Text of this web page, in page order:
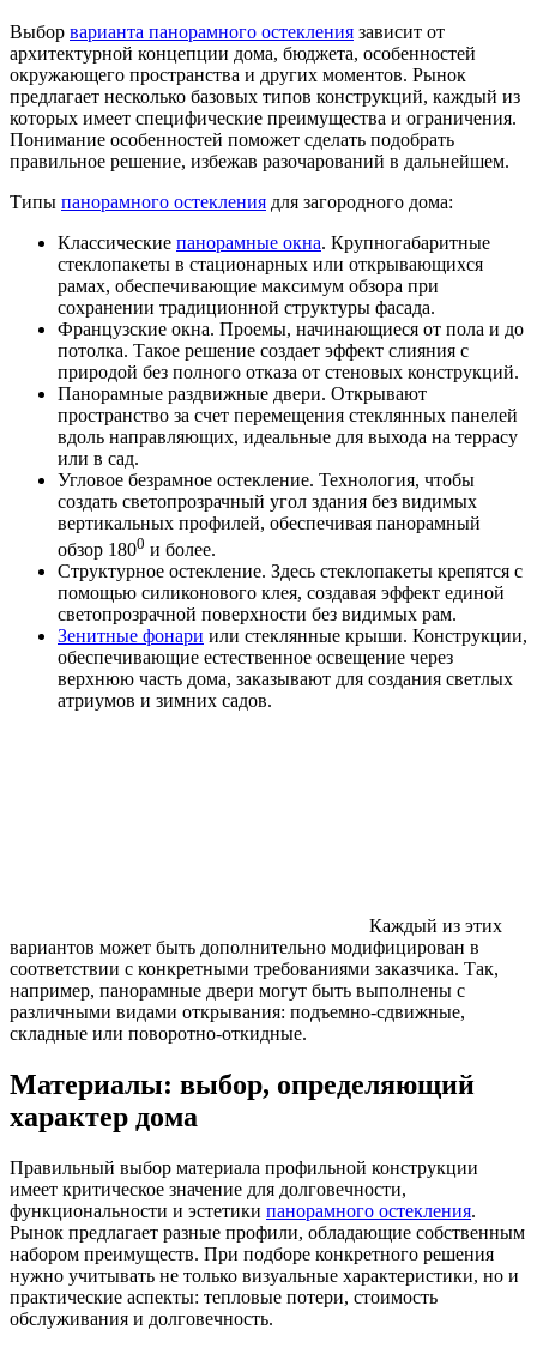
Выбор варианта панорамного остекления зависит от
архитектурной концепции дома, бюджета, особенностей
окружающего пространства и других моментов. Рынок
предлагает несколько базовых типов конструкций, каждый из
которых имеет специфические преимущества и ограничения.
Понимание особенностей поможет сделать подобрать
правильное решение, избежав разочарований в дальнейшем.
Типы панорамного остекления для загородного дома:
Классические панорамные окна. Крупногабаритные
стеклопакеты в стационарных или открывающихся
рамах, обеспечивающие максимум обзора при
сохранении традиционной структуры фасада.
Французские окна. Проемы, начинающиеся от пола и до
потолка. Такое решение создает эффект слияния с
природой без полного отказа от стеновых конструкций.
Панорамные раздвижные двери. Открывают
пространство за счет перемещения стеклянных панелей
вдоль направляющих, идеальные для выхода на террасу
или в сад.
Угловое безрамное остекление. Технология, чтобы
создать светопрозрачный угол здания без видимых
вертикальных профилей, обеспечивая панорамный
обзор 1800 и более.
Структурное остекление. Здесь стеклопакеты крепятся с
помощью силиконового клея, создавая эффект единой
светопрозрачной поверхности без видимых рам.
Зенитные фонари или стеклянные крыши. Конструкции,
обеспечивающие естественное освещение через
верхнюю часть дома, заказывают для создания светлых
атриумов и зимних садов.
Каждый из этих
вариантов может быть дополнительно модифицирован в
соответствии с конкретными требованиями заказчика. Так,
например, панорамные двери могут быть выполнены с
различными видами открывания: подъемно-сдвижные,
складные или поворотно-откидные.
Материалы: выбор, определяющий
характер дома
Правильный выбор материала профильной конструкции
имеет критическое значение для долговечности,
функциональности и эстетики панорамного остекления.
Рынок предлагает разные профили, обладающие собственным
набором преимуществ. При подборе конкретного решения
нужно учитывать не только визуальные характеристики, но и
практические аспекты: тепловые потери, стоимость
обслуживания и долговечность.